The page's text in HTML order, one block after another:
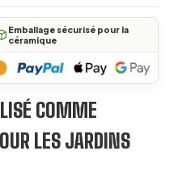
(10 avis)
Emballage sécurisé pour la
céramique
COMME
LES JARDINS